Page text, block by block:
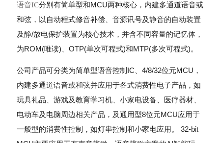
语音IC分别有简单型和MCU两种核心，内建多通道语音或
和弦，以自动程式修音补偿、音源讯号及静音的自动装置
及静/放电保护装置为核心技术，并含不同容量的记忆体，
为ROM(唯读)、OTP(单次可程式)和MTP(多次可程式)。
公司产品可分类为简单型语音控制IC、4/8/32位元MCU，
内建多通道语音或和弦并应用于各式消费性电子产品，如
玩具礼品、游戏及教育学习机、小家电设备、医疗器材、
电动车及电脑周边相关产品，及通用型8位元MCU应用于
一般型的消费性控制，如灯串控制和小家电应用。 32-bit